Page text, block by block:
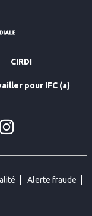
CIRDI
pour IFC (a)
Alerte fraude